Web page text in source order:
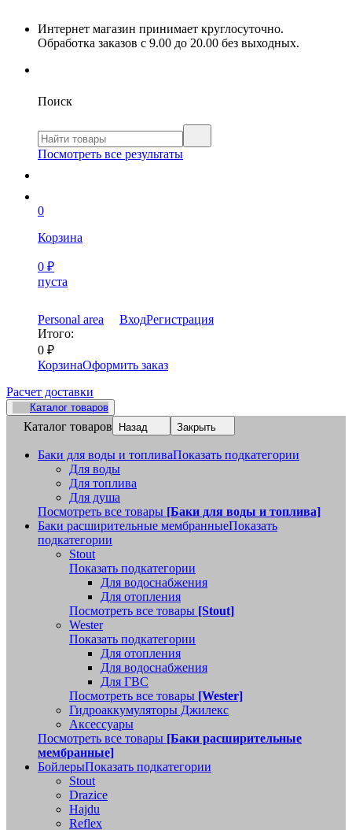
Интернет магазин принимает круглосуточно.
Обработка заказов с 9.00 до 20.00 без выходных.
Поиск
Посмотреть все результаты
0
Корзина
0 ₽
пуста
Personal area ВходРегистрация
Итого:
0 ₽
КорзинаОформить заказ
Расчет доставки
Каталог товаров
Каталог товаров Назад Закрыть
Баки для воды и топливаПоказать подкатегории
Для воды
Для топлива
Для душа
Посмотреть все товары [Баки для воды и топлива]
Баки расширительные мембранныеПоказать
подкатегории
Stout
Показать подкатегории
Для водоснабжения
Для отопления
Посмотреть все товары [Stout]
Wester
Показать подкатегории
Для отопления
Для водоснабжения
Для ГВС
Посмотреть все товары [Wester]
Гидроаккумуляторы Джилекс
Аксессуары
Посмотреть все товары [Баки расширительные
мембранные]
БойлерыПоказать подкатегории
Stout
Drazice
Hajdu
Reflex